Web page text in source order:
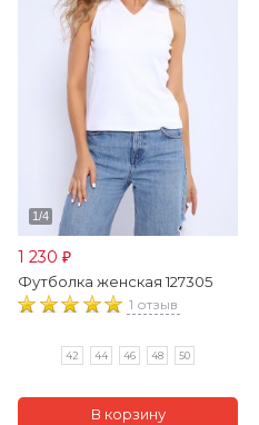
1 230 ₽
Футболка женская 127305
1 отзыв
42 44 46 48 50